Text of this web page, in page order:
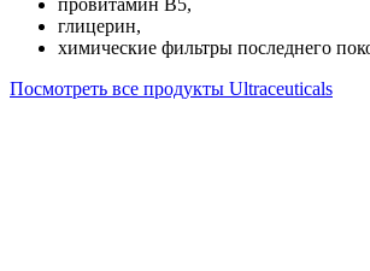
провитамин B5,
глицерин,
химические фильтры последнего
Посмотреть все продукты Ultraceuticals